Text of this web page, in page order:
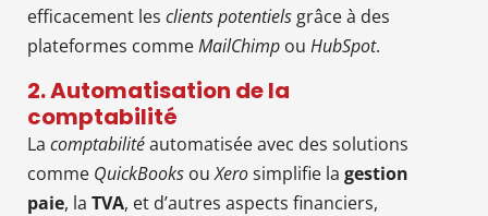
efficacement les clients potentiels grâce à des
plateformes commeMailChimp ou HubSpot.
2. Automatisation de la
comptabilité
La comptabilitéautomatisée avec des solutions
comme QuickBooks ouXerosimplifie la gestion
paie, la TVA, et d’autres aspects financiers,